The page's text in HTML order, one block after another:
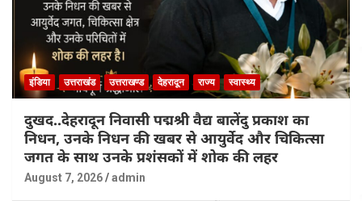
इंडिया उत्तराखंड उत्तराखण्ड देहरादून राज्य स्वास्थ्य
दुखद..देहरादून निवासी पद्मश्री वैद्य बालेंदु प्रकाश का
निधन, उनके निधन की खबर से आयुर्वेद और चिकित्सा
जगत के साथ उनके प्रशंसकों में शोक की लहर
August 7, 2026 admin